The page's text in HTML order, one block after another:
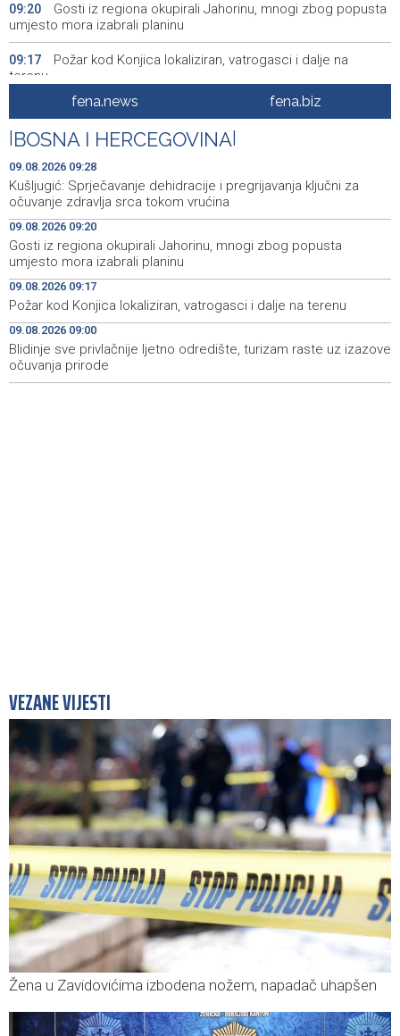
09:20
Gosti iz regiona okupirali Jahorinu, mnogi zbog popusta
umjesto mora izabrali planinu
09:17
Požar kod Konjica lokaliziran, vatrogasci i dalje na
terenu
U Stupama održan prvi „Gastro Livno“: Više od 20 jela
predstavilo raznolikost livanjske gastronomije
09:05 Pretežno sunčano jutro u BiH, u Mostaru 29 stepeni
09:01
Od ranih jutarnjih sati duge kolone putničkih vozila na
pojedinim graničnim prelazima
09:00
Blidinje sve privlačnije ljetno odredište, turizam raste uz
izazove očuvanja prirode
08:55 Najave događaja za 9. 8. 2026. godine (nedjelja)
08:30
Nova slikovnica Anite Lovrić djecu kroz ilustracije uvodi
u radosna otajstva krunice
fena.news fena.biz
BOSNA I HERCEGOVINA
09.08.2026 09:28
Kušljugić: Sprječavanje dehidracije i pregrijavanja ključni za
očuvanje zdravlja srca tokom vrućina
09.08.2026 09:20
Gosti iz regiona okupirali Jahorinu, mnogi zbog popusta
umjesto mora izabrali planinu
09.08.2026 09:17
Požar kod Konjica lokaliziran, vatrogasci i dalje na terenu
09.08.2026 09:00
Blidinje sve privlačnije ljetno odredište, turizam raste uz izazove
očuvanja prirode
VEZANE VIJESTI
Žena u Zavidovićima izbodena nožem, napadač uhapšen